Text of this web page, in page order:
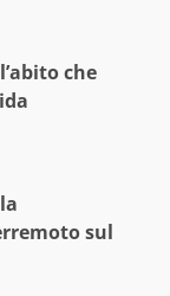
che
sul